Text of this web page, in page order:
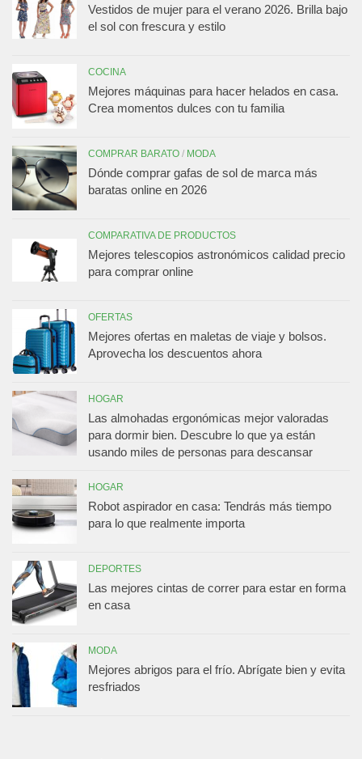
Vestidos de mujer para el verano 2026. Brilla bajo
el sol con frescura y estilo
COCINA
Mejores máquinas para hacer helados en casa.
Crea momentos dulces con tu familia
COMPRAR BARATO / MODA
Dónde comprar gafas de sol de marca más
baratas online en 2026
COMPARATIVA DE PRODUCTOS
Mejores telescopios astronómicos calidad precio
para comprar online
OFERTAS
Mejores ofertas en maletas de viaje y bolsos.
Aprovecha los descuentos ahora
HOGAR
Las almohadas ergonómicas mejor valoradas
para dormir bien. Descubre lo que ya están
usando miles de personas para descansar
HOGAR
Robot aspirador en casa: Tendrás más tiempo
para lo que realmente importa
DEPORTES
Las mejores cintas de correr para estar en forma
en casa
MODA
Mejores abrigos para el frío. Abrígate bien y evita
resfriados